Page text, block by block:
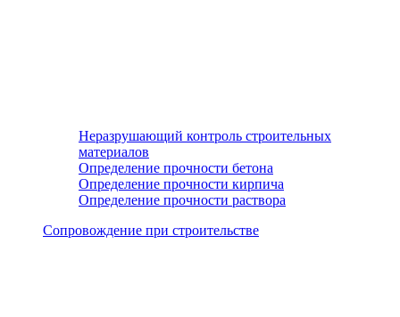
Неразрушающий контроль строительных
материалов
Определение прочности бетона
Определение прочности кирпича
Определение прочности раствора
Сопровождение при строительстве